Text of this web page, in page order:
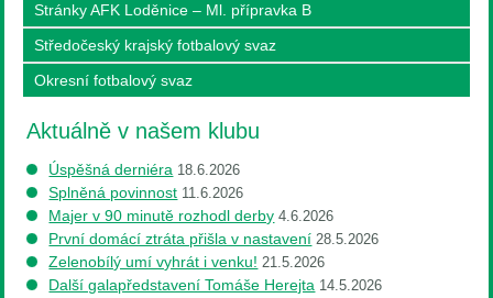
Stránky AFK Loděnice – Ml. přípravka B
Středočeský krajský fotbalový svaz
Okresní fotbalový svaz
Aktuálně v našem klubu
Úspěšná derniéra 18.6.2026
Splněná povinnost 11.6.2026
Majer v 90 minutě rozhodl derby 4.6.2026
První domácí ztráta přišla v nastavení 28.5.2026
Zelenobílý umí vyhrát i venku! 21.5.2026
Další galapředstavení Tomáše Herejta 14.5.2026